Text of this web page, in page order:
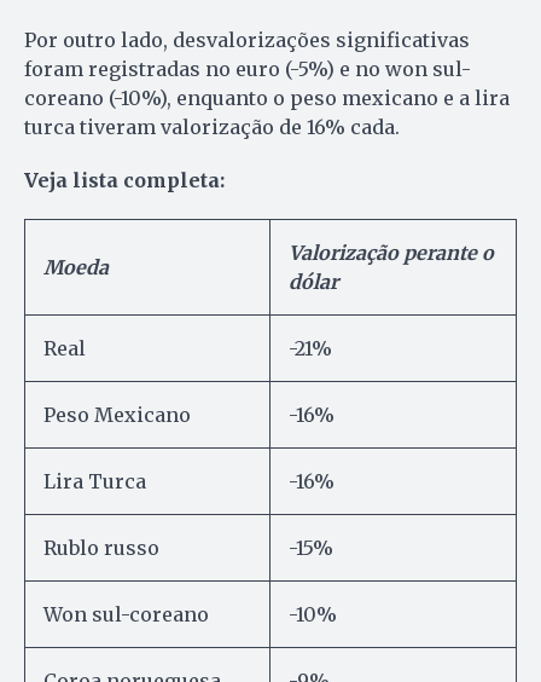
Por outro lado, desvalorizações significativas
foram registradas no euro (-5%) e no won sul-
coreano (-10%), enquanto o peso mexicano e a lira
turca tiveram valorização de 16% cada.
Veja lista completa:
Moeda
Valorização perante o
dólar
Real -21%
Peso Mexicano -16%
Lira Turca -16%
Rublo russo -15%
Won sul-coreano -10%